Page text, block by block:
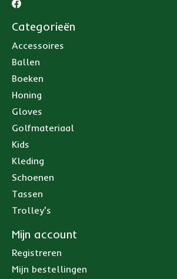
Categorieën
Accessoires
Ballen
Boeken
Honing
Gloves
Golfmateriaal
Kids
Kleding
Schoenen
Tassen
Trolley's
Mijn account
Registreren
Mijn bestellingen